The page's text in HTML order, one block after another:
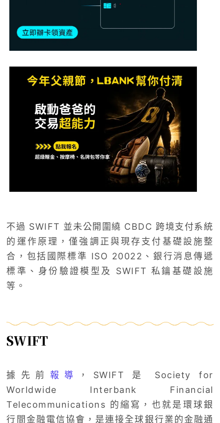
不過 SWIFT 並未公開圍繞 CBDC 跨境支付系統
的運作原理，僅強調正與現存支付基礎設施整
合，包括國際標準 ISO 20022、銀行消息傳遞
標準、身份驗證模型及 SWIFT 私鑰基礎設施
等。
SWIFT
據先前 報導
，SWIFT 是 Society for
Worldwide Interbank Financial
Telecommunications 的縮寫，也就是環球銀
行間金融電信協會，是連接全球銀行業的金融通